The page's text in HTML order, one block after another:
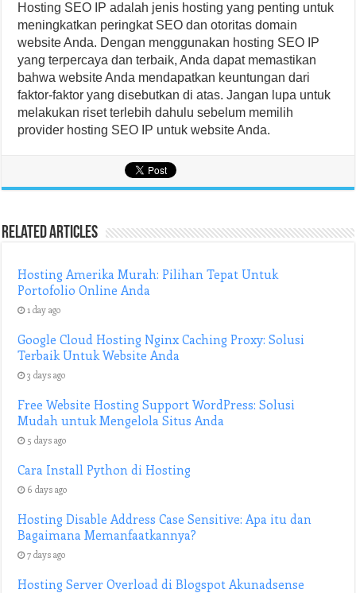
Hosting SEO IP adalah jenis hosting yang penting untuk
meningkatkan peringkat SEO dan otoritas domain
website Anda. Dengan menggunakan hosting SEO IP
yang terpercaya dan terbaik, Anda dapat memastikan
bahwa website Anda mendapatkan keuntungan dari
faktor-faktor yang disebutkan di atas. Jangan lupa untuk
melakukan riset terlebih dahulu sebelum memilih
provider hosting SEO IP untuk website Anda.
Related Articles
Hosting Amerika Murah: Pilihan Tepat Untuk
Portofolio Online Anda
1 day ago
Google Cloud Hosting Nginx Caching Proxy: Solusi
Terbaik Untuk Website Anda
3 days ago
Free Website Hosting Support WordPress: Solusi
Mudah untuk Mengelola Situs Anda
5 days ago
Cara Install Python di Hosting
6 days ago
Hosting Disable Address Case Sensitive: Apa itu dan
Bagaimana Memanfaatkannya?
7 days ago
Hosting Server Overload di Blogspot Akunadsense